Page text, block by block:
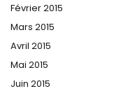
Février 2015
Mars 2015
Avril 2015
Mai 2015
Juin 2015